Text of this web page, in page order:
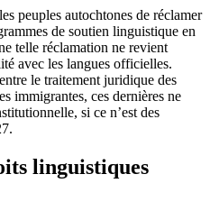
peuples autochtones de réclamer
de soutien linguistique en
telle réclamation ne revient
avec les langues officielles.
le traitement juridique des
immigrantes, ces dernières ne
si ce n’est des
linguistiques